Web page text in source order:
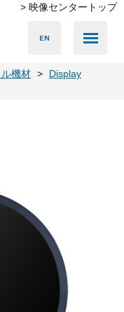
> 映像センタートップ
機材
Display